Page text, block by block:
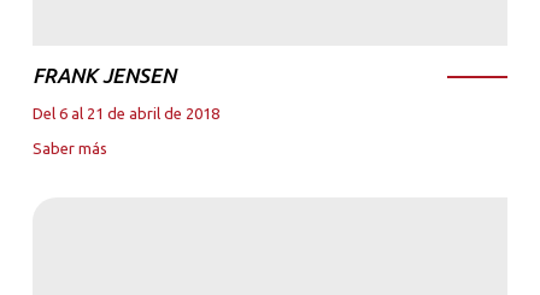
FRANK JENSEN
Del 6 al 21 de abril de 2018
Saber más